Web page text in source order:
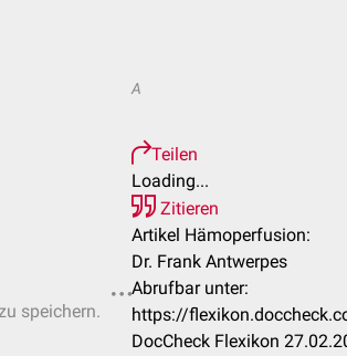
speichern.
A
Teilen
Loading...
Zitieren
Artikel Hämoperfusion:
Dr. Frank Antwerpes
Abrufbar unter:
https://
DocCheck Flexikon